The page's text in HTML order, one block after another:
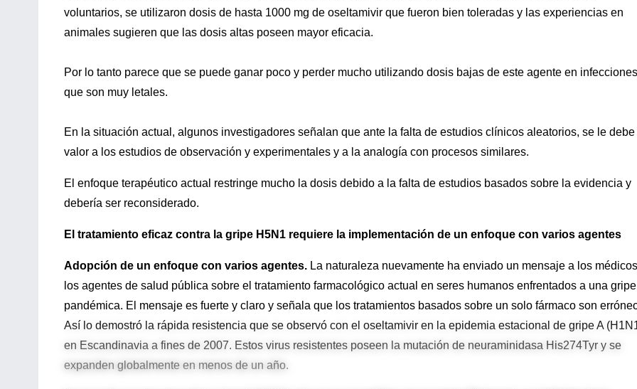
voluntarios, se utilizaron dosis de hasta 1000 mg de oseltamivir que fueron bien toleradas y las experiencias en
animales sugieren que las dosis altas poseen mayor eficacia.
Por lo tanto parece que se puede ganar poco y perder mucho utilizando dosis bajas de este agente en infecciones
que son muy letales.
En la situación actual, algunos investigadores señalan que ante la falta de estudios clínicos aleatorios, se le debe
valor a los estudios de observación y experimentales y a la analogía con procesos similares.
El enfoque terapéutico actual restringe mucho la dosis debido a la falta de estudios basados sobre la evidencia y
debería ser reconsiderado.
El tratamiento eficaz contra la gripe H5N1 requiere la implementación de un enfoque con varios agentes
Adopción de un enfoque con varios agentes. La naturaleza nuevamente ha enviado un mensaje a los
los agentes de salud pública sobre el tratamiento farmacológico actual en seres humanos enfrentados a una gripe
pandémica. El mensaje es fuerte y claro y señala que los tratamientos basados sobre un solo fármaco son
Así lo demostró la rápida resistencia que se observó con el oseltamivir en la epidemia estacional de gripe A
en Escandinavia a fines de 2007. Estos virus resistentes poseen la mutación de neuraminidasa His274Tyr y se
expanden globalmente en menos de un año.